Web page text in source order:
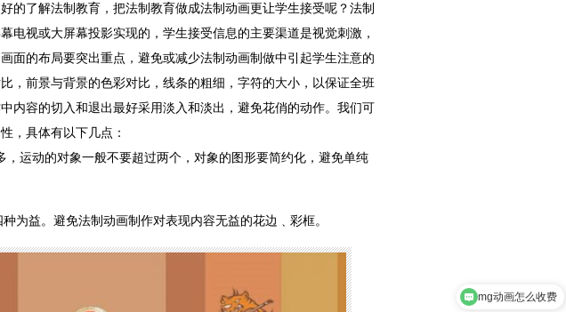
的了解法制教育，把法制教育做成法制动画更让学生接受呢？法制
电视或大屏幕投影实现的，学生接受信息的主要渠道是视觉刺激，
面的布局要突出重点，避免或减少法制动画制做中引起学生注意的
，前景与背景的色彩对比，线条的粗细，字符的大小，以保证全班
内容的切入和退出最好采用淡入和淡出，避免花俏的动作。我们可
，具体有以下几点：
运动的对象一般不要超过两个，对象的图形要简约化，避免单纯
为益。避免法制动画制作对表现内容无益的花边﹑彩框。
mg动画怎么收费